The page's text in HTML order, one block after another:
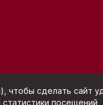
чтобы сделать сайт
посещений